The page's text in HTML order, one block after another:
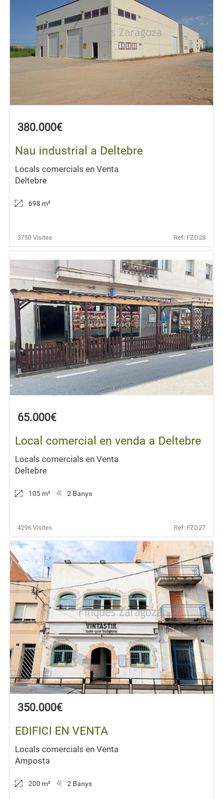
380.000€
Nau industrial a Deltebre
Locals comercials en Venta
Deltebre
698 m²
3750 Visites Ref: FZD28
65.000€
Local comercial en venda a Deltebre
Locals comercials en Venta
Deltebre
105 m² 2 Banys
4296 Visites Ref: FZD27
350.000€
EDIFICI EN VENTA
Locals comercials en Venta
Amposta
200 m² 2 Banys